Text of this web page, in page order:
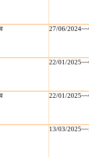
27/06/
22/01/
22/01/
13/03/